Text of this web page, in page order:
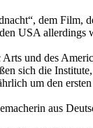
dem Film,
USA allerdings
und des
sich die
um den ersten
aus